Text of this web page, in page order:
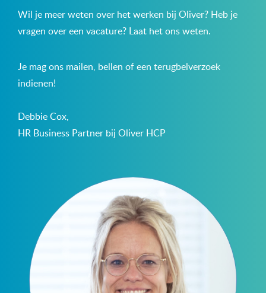
Wil je meer weten over het werken bij Oliver? Heb je
vragen over een vacature? Laat het ons weten.
Je mag ons mailen, bellen of een terugbelverzoek
indienen!
Debbie Cox,
HR Business Partner bij Oliver HCP